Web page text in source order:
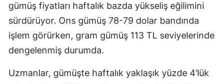
gümüş fiyatları haftalık bazda yükseliş eğilimini
sürdürüyor. Ons gümüş 78-79 dolar bandında
işlem görürken, gram gümüş 113 TL seviyelerinde
dengelenmiş durumda.
Uzmanlar, gümüşte haftalık yaklaşık yüzde 4’lük